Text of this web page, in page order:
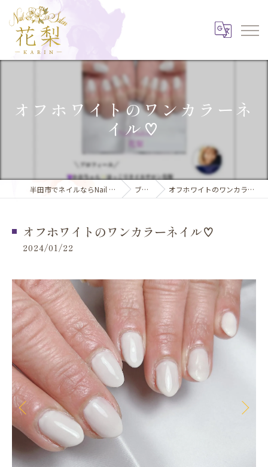
オフホワイトのワンカラーネ
イル♡
半田市でネイルならNail Salon 花梨 ブログ オフホワイトのワンカラーネイル♡
オフホワイトのワンカラーネイル♡
2024/01/22